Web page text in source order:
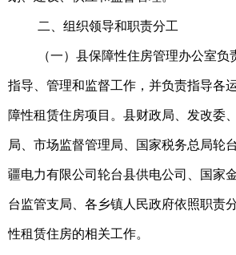
二、组织领导和职责分工
（一）县保障性住房管理办公室
指导、管理和监督工作，并负责指导各
障性租赁住房项目。县财政局、发改委
局、市场监督管理局、国家税务总局轮
疆电力有限公司轮台县供电公司、国家
台监管支局、各乡镇人民政府依照职责
性租赁住房的相关工作。